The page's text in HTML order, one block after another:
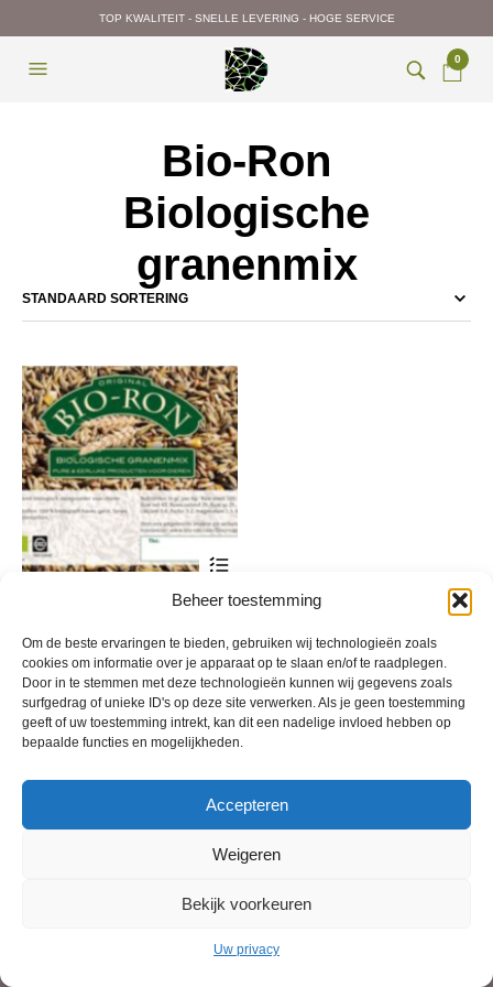
Beheer toestemming
Om de beste ervaringen te bieden, gebruiken wij technologieën zoals
cookies om informatie over je apparaat op te slaan en/of te raadplegen.
Door in te stemmen met deze technologieën kunnen wij gegevens zoals
surfgedrag of unieke ID's op deze site verwerken. Als je geen toestemming
geeft of uw toestemming intrekt, kan dit een nadelige invloed hebben op
bepaalde functies en mogelijkheden.
Accepteren
Weigeren
Bekijk voorkeuren
Uw privacy
TOP KWALITEIT - SNELLE LEVERING - HOGE SERVICE
0
Bio-Ron
Biologische
granenmix
meerdere
Deze
optie
kan
gekozen
worden
op
11,37 € 36,88Prijsklasse:
€ 11,37
tot
€ 36,88
incl. btw